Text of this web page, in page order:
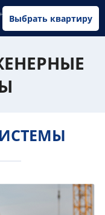
Выбрать квартиру
(902) 326-67-67